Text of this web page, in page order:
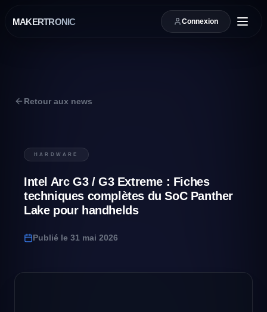
MAKERTRONIC Connexion
Retour aux news
HARDWARE
Intel Arc G3 / G3 Extreme : Fiches
techniques complètes du SoC Panther
Lake pour handhelds
Publié le 31 mai 2026